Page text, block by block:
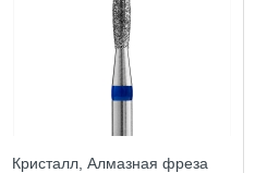
Кристалл, Алмазная фреза